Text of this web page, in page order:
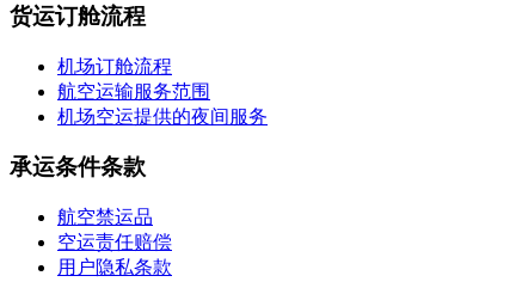
货运订舱流程
机场订舱流程
航空运输服务范围
机场空运提供的夜间服务
承运条件条款
航空禁运品
空运责任赔偿
用户隐私条款